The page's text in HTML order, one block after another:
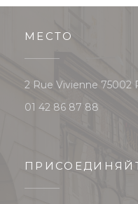
МЕСТО
2 Rue Vivienne 75002
01 42 86 87 88